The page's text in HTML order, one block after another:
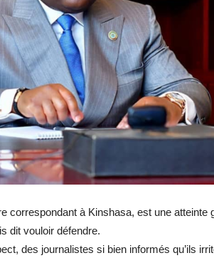
correspondant à Kinshasa, est une atteinte
dit vouloir défendre.
des journalistes si bien informés qu’ils